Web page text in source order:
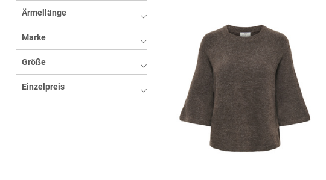
cable_knit 7
kariert 4
Fischgrätmuster 3
Hahnentritt 3
Ärmellänge
Marke
Größe
Einzelpreis